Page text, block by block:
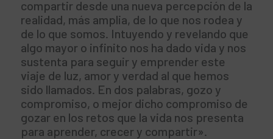
compartir desde una nueva percepción de la
realidad, más amplia, de lo que nos rodea y
de lo que somos. Intuyendo y revelando que
algo mayor o infinito nos ha dado vida y nos
sustenta para seguir y emprender este
viaje de luz, amor y verdad al que hemos
sido llamados. En dos palabras, gozo y
compromiso, o mejor dicho compromiso de
gozar en los retos que la vida nos presenta
para aprender, crecer y compartir».